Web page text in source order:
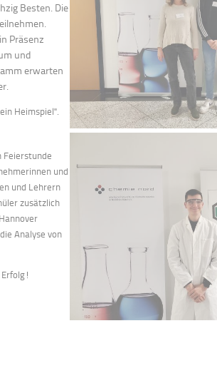
Besten. Die
Präsenz
und
erwarten
Heimspiel".
Feierstunde
und
und Lehrern
zusätzlich
Analyse von